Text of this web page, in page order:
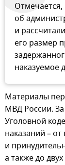
Отмечается,
об
и
его размер
наказуемое
Материалы
МВД России.
Уголовной
наказаний –
и
а также до